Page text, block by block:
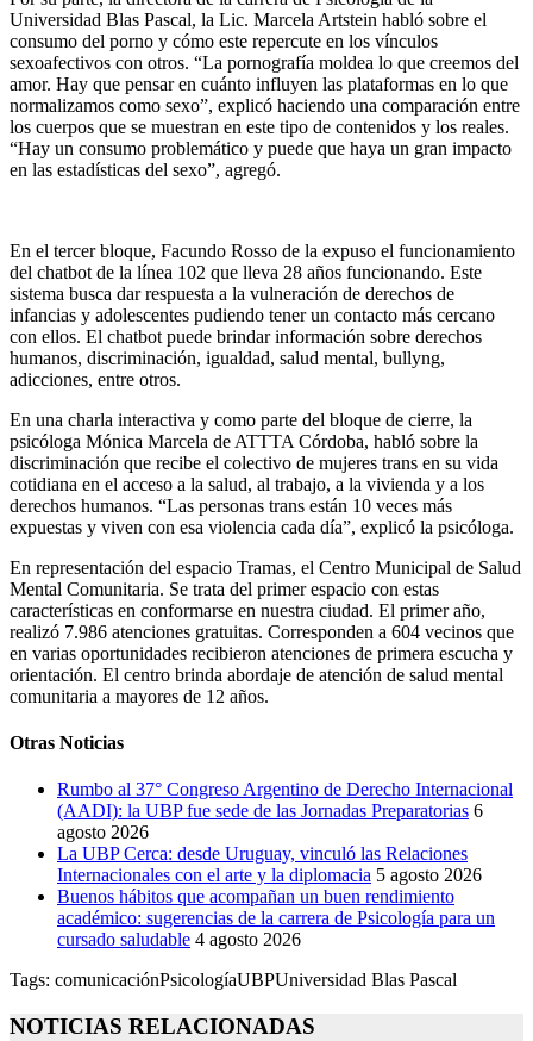
Universidad Blas Pascal, la Lic. Marcela Artstein habló sobre el
consumo del porno y cómo este repercute en los vínculos
sexoafectivos con otros. “La pornografía moldea lo que creemos del
amor. Hay que pensar en cuánto influyen las plataformas en lo que
normalizamos como sexo”, explicó haciendo una comparación entre
los cuerpos que se muestran en este tipo de contenidos y los reales.
“Hay un consumo problemático y puede que haya un gran impacto
en las estadísticas del sexo”, agregó.
En el tercer bloque, Facundo Rosso de la expuso el funcionamiento
del chatbot de la línea 102 que lleva 28 años funcionando. Este
sistema busca dar respuesta a la vulneración de derechos de
infancias y adolescentes pudiendo tener un contacto más cercano
con ellos. El chatbot puede brindar información sobre derechos
humanos, discriminación, igualdad, salud mental, bullyng,
adicciones, entre otros.
En una charla interactiva y como parte del bloque de cierre, la
psicóloga Mónica Marcela de ATTTA Córdoba, habló sobre la
discriminación que recibe el colectivo de mujeres trans en su vida
cotidiana en el acceso a la salud, al trabajo, a la vivienda y a los
derechos humanos. “Las personas trans están 10 veces más
expuestas y viven con esa violencia cada día”, explicó la psicóloga.
En representación del espacio Tramas, el Centro Municipal de Salud
Mental Comunitaria. Se trata del primer espacio con estas
características en conformarse en nuestra ciudad. El primer año,
realizó 7.986 atenciones gratuitas. Corresponden a 604 vecinos que
en varias oportunidades recibieron atenciones de primera escucha y
orientación. El centro brinda abordaje de atención de salud mental
comunitaria a mayores de 12 años.
Otras Noticias
Rumbo al 37° Congreso Argentino de Derecho Internacional
(AADI): la UBP fue sede de las Jornadas Preparatorias 6
agosto 2026
La UBP Cerca: desde Uruguay, vinculó las Relaciones
Internacionales con el arte y la diplomacia 5 agosto 2026
Buenos hábitos que acompañan un buen rendimiento
académico: sugerencias de la carrera de Psicología para un
cursado saludable 4 agosto 2026
Tags: comunicaciónPsicologíaUBPUniversidad Blas Pascal
NOTICIAS RELACIONADAS